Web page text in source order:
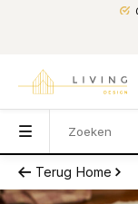
Terug Home